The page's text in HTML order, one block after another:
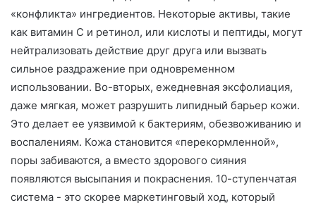
«конфликта» ингредиентов. Некоторые активы, такие
как витамин С и ретинол, или кислоты и пептиды, могут
нейтрализовать действие друг друга или вызвать
сильное раздражение при одновременном
использовании. Во-вторых, ежедневная эксфолиация,
даже мягкая, может разрушить липидный барьер кожи.
Это делает ее уязвимой к бактериям, обезвоживанию и
воспалениям. Кожа становится «перекормленной»,
поры забиваются, а вместо здорового сияния
появляются высыпания и покраснения. 10-ступенчатая
система - это скорее маркетинговый ход, который